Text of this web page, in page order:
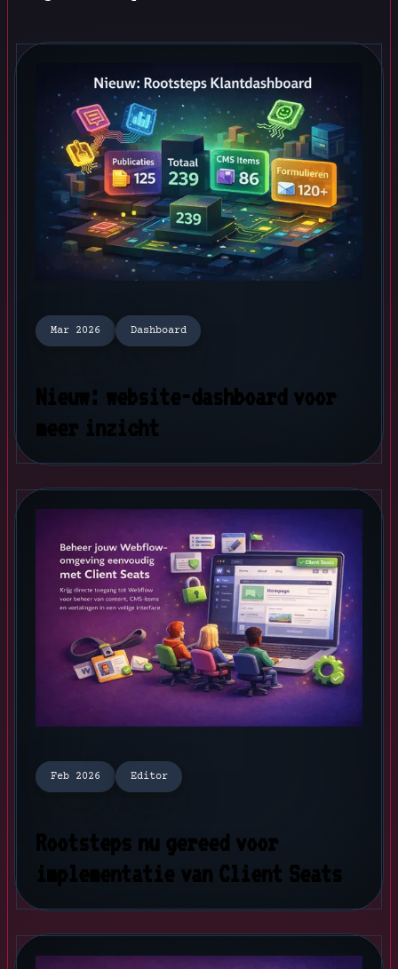
Mar 2026 Dashboard
Nieuw: website-dashboard voor
meer inzicht
Feb 2026 Editor
Rootsteps nu gereed voor
implementatie van Client Seats